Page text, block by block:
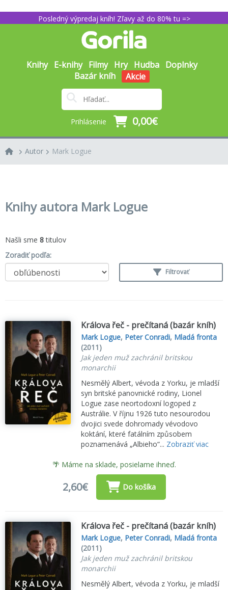
Posledný výpredaj kníh! Zľavy až do 80% tu =>
Knihy E-knihy Filmy Hry Hudba Doplnky
Bazár kníh
Akcie
Prihlásenie 0,00€
Autor Mark Logue
Knihy autora Mark Logue
Našli sme 8titulov
Zoradiť podľa:
Filtrovať
Králova řeč - prečítaná (bazár kníh)
Mark Logue, Peter Conradi, Mladá fronta
(2011)
Jak jeden muž zachránil britskou
monarchii
Nesmělý Albert, vévoda z Yorku, je mladší
syn britské panovnické rodiny, Lionel
Logue zase neortodoxní logoped z
Austrálie. V říjnu 1926 tuto nesourodou
dvojici svede dohromady vévodovo
koktání, které fatálním způsobem
poznamenává „Albieho“... Zobraziť viac
🌴 Máme na sklade, posielame ihneď.
2,60€ Do košíka
Králova řeč - prečítaná (bazár kníh)
Mark Logue, Peter Conradi, Mladá fronta
(2011)
Jak jeden muž zachránil britskou
monarchii
Nesmělý Albert, vévoda z Yorku, je mladší